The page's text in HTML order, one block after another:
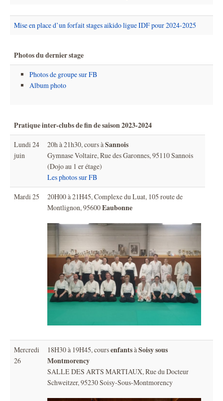
Mise en place d’un forfait stages aikido ligue IDF pour 2024-2025
Photos du dernier stage
Photos de groupe sur FB
Album photo
Pratique inter-clubs de fin de saison 2023-2024
Lundi 24
juin
20h à 21h30, cours àSannois
Gymnase Voltaire, Rue des Garonnes, 95110 Sannois
(Dojo au 1 er étage)
Les photos sur FB
Mardi 25
20H00 à 21H45, Complexe du Luat, 105 route de
Montlignon, 95600Eaubonne
Mercredi
26
18H30 à 19H45, coursenfantsàSoisy sous
Montmorency
SALLE DES ARTS MARTIAUX, Rue du Docteur
Schweitzer, 95230 Soisy-Sous-Montmorency